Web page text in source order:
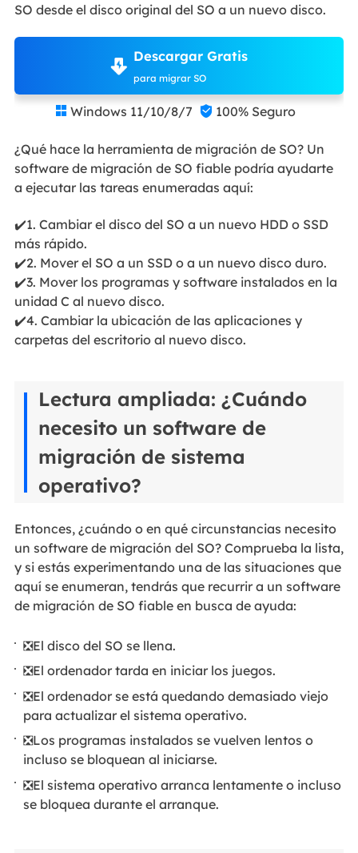
SO desde el disco original del SO a un nuevo disco.
Descargar Gratis
para migrar SO
 Windows 11/10/8/7  100% Seguro
¿Qué hace la herramienta de migración de SO? Un
software de migración de SO fiable podría ayudarte
a ejecutar las tareas enumeradas aquí:
✔️1. Cambiar el disco del SO a un nuevo HDD o SSD
más rápido.
✔️2. Mover el SO a un SSD o a un nuevo disco duro.
✔️3. Mover los programas y software instalados en la
unidad C al nuevo disco.
✔️4. Cambiar la ubicación de las aplicaciones y
carpetas del escritorio al nuevo disco.
Lectura ampliada: ¿Cuándo
necesito un software de
migración de sistema
operativo?
Entonces, ¿cuándo o en qué circunstancias necesito
un software de migración del SO? Comprueba la lista,
y si estás experimentando una de las situaciones que
aquí se enumeran, tendrás que recurrir a un software
de migración de SO fiable en busca de ayuda:
❎El disco del SO se llena.
❎El ordenador tarda en iniciar los juegos.
❎El ordenador se está quedando demasiado viejo
para actualizar el sistema operativo.
❎Los programas instalados se vuelven lentos o
incluso se bloquean al iniciarse.
❎El sistema operativo arranca lentamente o incluso
se bloquea durante el arranque.